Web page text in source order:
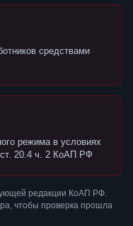
средствами
режима в условиях
ст. 20.4 ч. 2 КоАП РФ
редакции КоАП РФ.
чтобы проверка прошла